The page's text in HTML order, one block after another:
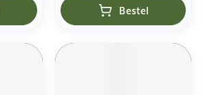
Bestel